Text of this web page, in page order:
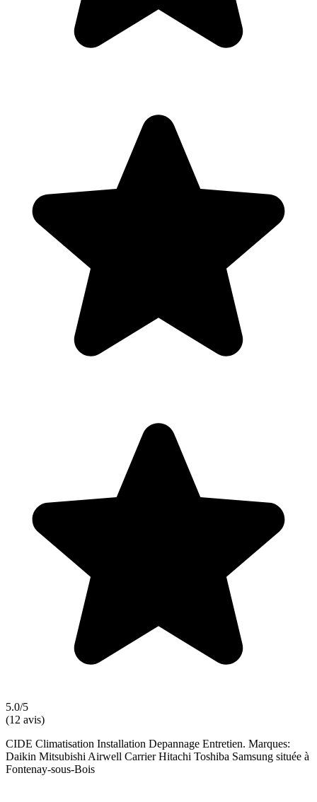
5.0/5
(12 avis)
CIDE Climatisation Installation Depannage Entretien. Marques:
Daikin Mitsubishi Airwell Carrier Hitachi Toshiba Samsung située à
Fontenay-sous-Bois